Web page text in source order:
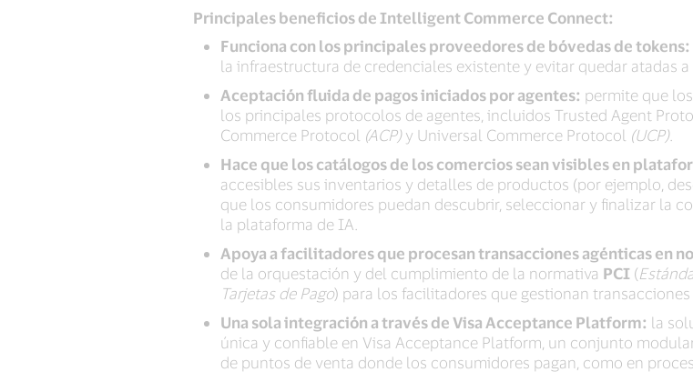
Principales beneficios de Intelligent Commerce Connect:
Funciona con los principales proveedores de bóvedas de tokens:
la infraestructura de credenciales existente y evitar quedar atadas
Aceptación fluida de pagos iniciados por agentes: permite que
los principales protocolos de agentes, incluidos Trusted Agent
Commerce Protocol (ACP)y Universal Commerce Protocol (UCP).
Hace que los catálogos de los comercios sean visibles en
accesibles sus inventarios y detalles de productos (por ejemplo,
que los consumidores puedan descubrir, seleccionar y finalizar la
la plataforma de IA.
Apoya a facilitadores que procesan transacciones agénticas en
de la orquestación y del cumplimiento de la normativa PCI (
Tarjetas de Pago) para los facilitadores que gestionan transacciones
Una sola integración a través de Visa Acceptance Platform: la
única y confiable en Visa Acceptance Platform, un conjunto
de puntos de venta donde los consumidores pagan, como en